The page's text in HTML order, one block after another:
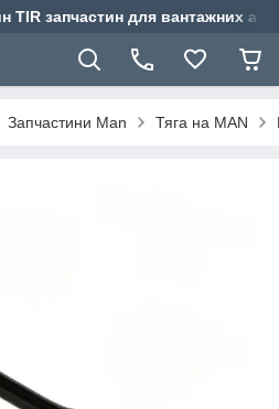
TIR запчастин для вантажних
Запчастини Man Тяга на MAN